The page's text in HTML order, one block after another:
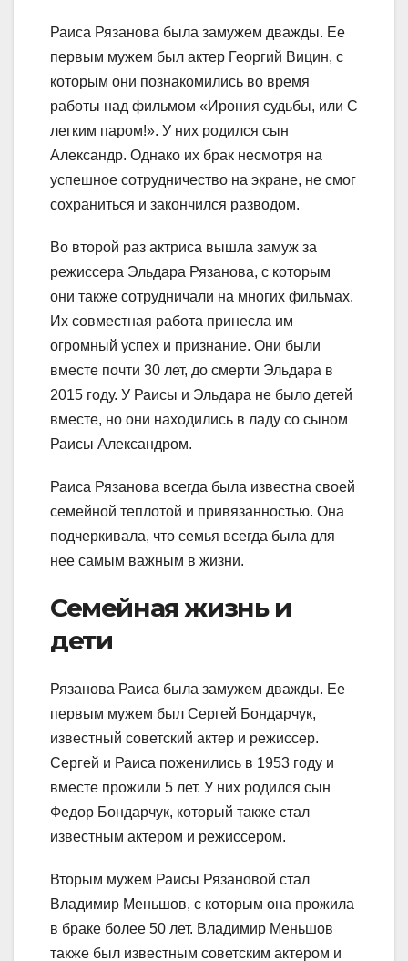
Раиса Рязанова была замужем дважды. Ее
первым мужем был актер Георгий Вицин, с
которым они познакомились во время
работы над фильмом «Ирония судьбы, или С
легким паром!». У них родился сын
Александр. Однако их брак несмотря на
успешное сотрудничество на экране, не смог
сохраниться и закончился разводом.
Во второй раз актриса вышла замуж за
режиссера Эльдара Рязанова, с которым
они также сотрудничали на многих фильмах.
Их совместная работа принесла им
огромный успех и признание. Они были
вместе почти 30 лет, до смерти Эльдара в
2015 году. У Раисы и Эльдара не было детей
вместе, но они находились в ладу со сыном
Раисы Александром.
Раиса Рязанова всегда была известна своей
семейной теплотой и привязанностью. Она
подчеркивала, что семья всегда была для
нее самым важным в жизни.
Семейная жизнь и
дети
Рязанова Раиса была замужем дважды. Ее
первым мужем был Сергей Бондарчук,
известный советский актер и режиссер.
Сергей и Раиса поженились в 1953 году и
вместе прожили 5 лет. У них родился сын
Федор Бондарчук, который также стал
известным актером и режиссером.
Вторым мужем Раисы Рязановой стал
Владимир Меньшов, с которым она прожила
в браке более 50 лет. Владимир Меньшов
также был известным советским актером и